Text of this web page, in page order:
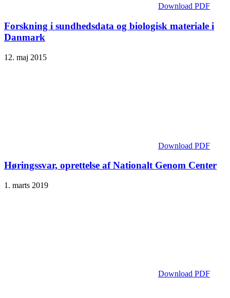
Download PDF
Forskning i sundhedsdata og biologisk materiale i
Danmark
12. maj 2015
Download PDF
Høringssvar, oprettelse af Nationalt Genom Center
1. marts 2019
Download PDF